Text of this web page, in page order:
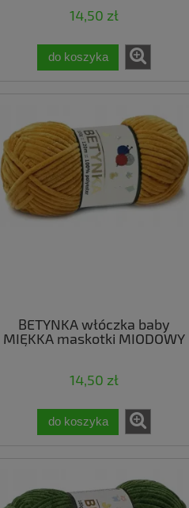
14,50 zł
do koszyka
BETYNKA włóczka baby
MIĘKKA maskotki MIODOWY
14,50 zł
do koszyka